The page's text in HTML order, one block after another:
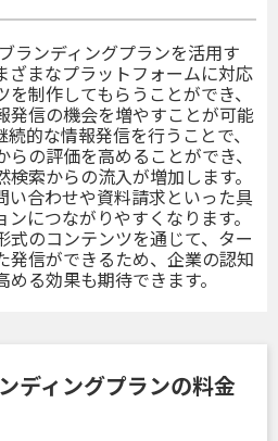
ランディングプランを活用す
ざまなプラットフォームに対応
を制作してもらうことができ、
発信の機会を増やすことが可能
続的な情報発信を行うことで、
の評価を高めることができ、
索からの流入が増加します。
い合わせや資料請求といった具
につながりやすくなります。
式のコンテンツを通じて、ター
発信ができるため、企業の認知
る効果も期待できます。
ディングプランの料金